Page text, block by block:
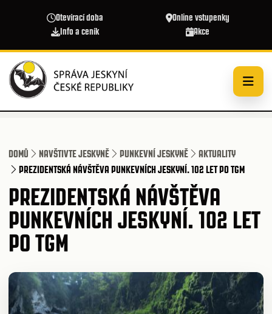
Otevírací doba
Online vstupenky
Info a ceník
Akce
DOMŮ NAVŠTIVTE JESKYNĚ PUNKEVNÍ JESKYNĚ
AKTUALITY
PREZIDENTSKÁ NÁVŠTĚVA PUNKEVNÍCH JESKYNÍ. 102 LET PO TGM
PREZIDENTSKÁ NÁVŠTĚVA
PUNKEVNÍCH JESKYNÍ. 102 LET
PO TGM